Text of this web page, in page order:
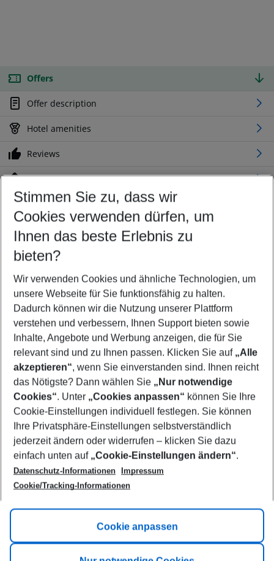
Offers
Offer description
Hotel amenities
Reviews
Location
Customize your offer
Find the perfect deal which suits your best
Your departure airport
Any airport
Select your date range
10/08/26–08/08/27 5-8 nights
Who will travel
2 adults No children
Show more filter
Footer
Footer navigation
Title A
Link A
Stimmen Sie zu, dass wir
Cookies verwenden dürfen, um
Ihnen das beste Erlebnis zu
bieten?
Wir verwenden Cookies und ähnliche Technologien, um
unsere Webseite für Sie funktionsfähig zu halten.
Dadurch können wir die Nutzung unserer Plattform
verstehen und verbessern, Ihnen Support bieten sowie
Inhalte, Angebote und Werbung anzeigen, die für Sie
relevant sind und zu Ihnen passen. Klicken Sie auf „Alle
akzeptieren“, wenn Sie einverstanden sind. Ihnen reicht
das Nötigste? Dann wählen Sie „Nur notwendige
Cookies“. Unter „Cookies anpassen“ können Sie Ihre
Cookie-Einstellungen individuell festlegen. Sie können
Ihre Privatsphäre-Einstellungen selbstverständlich
jederzeit ändern oder widerrufen – klicken Sie dazu
einfach unten auf „Cookie-Einstellungen ändern“.
Datenschutz-Informationen
Impressum
Cookie/Tracking-Informationen
Cookie anpassen